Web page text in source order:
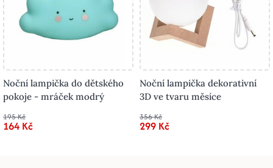
Noční lampička do dětského
pokoje - mráček modrý
195 Kč
164 Kč
Noční lampička dekorativní
3D ve tvaru měsíce
356 Kč
299 Kč